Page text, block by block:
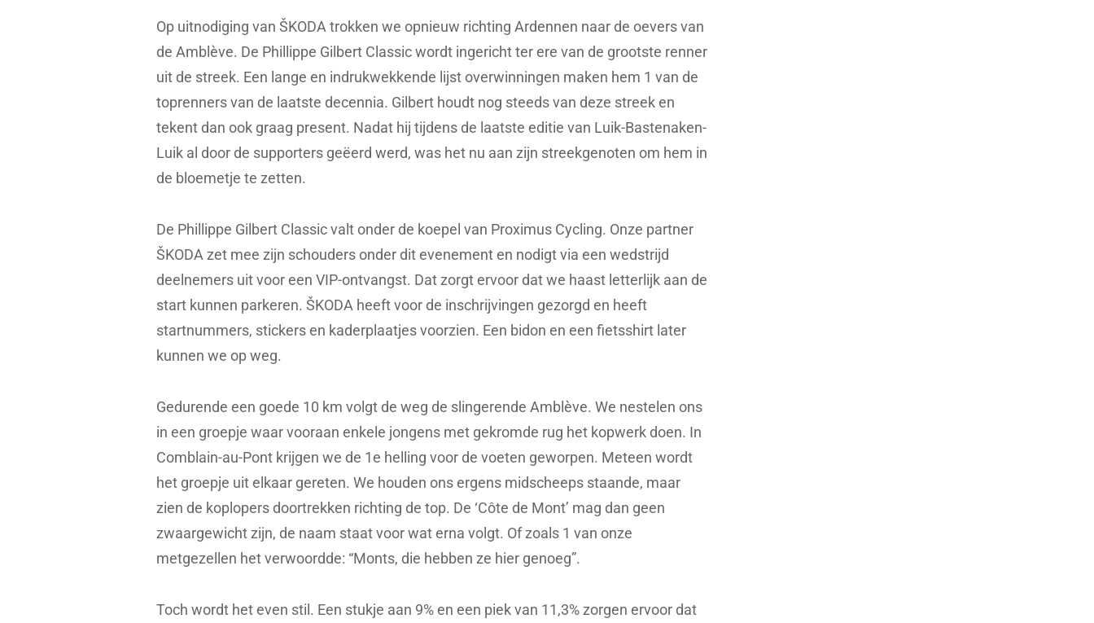
Op uitnodiging van ŠKODA trokken we opnieuw richting Ardennen naar de oevers van
de Amblève. De Phillippe Gilbert Classic wordt ingericht ter ere van de grootste renner
uit de streek. Een lange en indrukwekkende lijst overwinningen maken hem 1 van de
toprenners van de laatste decennia. Gilbert houdt nog steeds van deze streek en
tekent dan ook graag present. Nadat hij tijdens de laatste editie van Luik-Bastenaken-
Luik al door de supporters geëerd werd, was het nu aan zijn streekgenoten om hem in
de bloemetje te zetten.
De Phillippe Gilbert Classic valt onder de koepel van Proximus Cycling. Onze partner
ŠKODA zet mee zijn schouders onder dit evenement en nodigt via een wedstrijd
deelnemers uit voor een VIP-ontvangst. Dat zorgt ervoor dat we haast letterlijk aan de
start kunnen parkeren. ŠKODA heeft voor de inschrijvingen gezorgd en heeft
startnummers, stickers en kaderplaatjes voorzien. Een bidon en een fietsshirt later
kunnen we op weg.
Gedurende een goede 10 km volgt de weg de slingerende Amblève. We nestelen ons
in een groepje waar vooraan enkele jongens met gekromde rug het kopwerk doen. In
Comblain-au-Pont krijgen we de 1e helling voor de voeten geworpen. Meteen wordt
het groepje uit elkaar gereten. We houden ons ergens midscheeps staande, maar
zien de koplopers doortrekken richting de top. De ‘Côte de Mont’ mag dan geen
zwaargewicht zijn, de naam staat voor wat erna volgt. Of zoals 1 van onze
metgezellen het verwoordde: “Monts, die hebben ze hier genoeg”.
Toch wordt het even stil. Een stukje aan 9% en een piek van 11,3% zorgen ervoor dat